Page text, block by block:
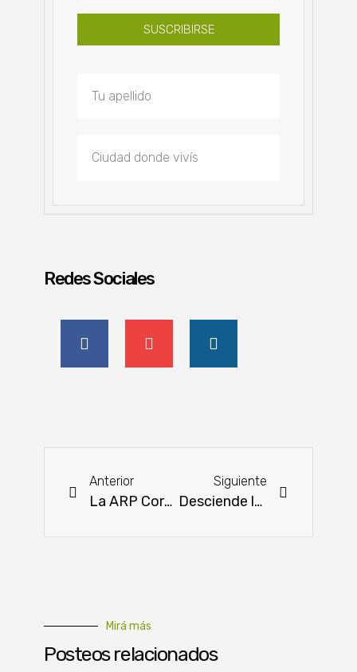
SUSCRIBIRSE
Redes Sociales
Anterior
La ARP Cordillera renueva parcialmente su directiva
Siguiente
Desciende la importación de maquinarias agrícolas, viales y de construcción en enero del año 2025
Mirá más
Posteos relacionados